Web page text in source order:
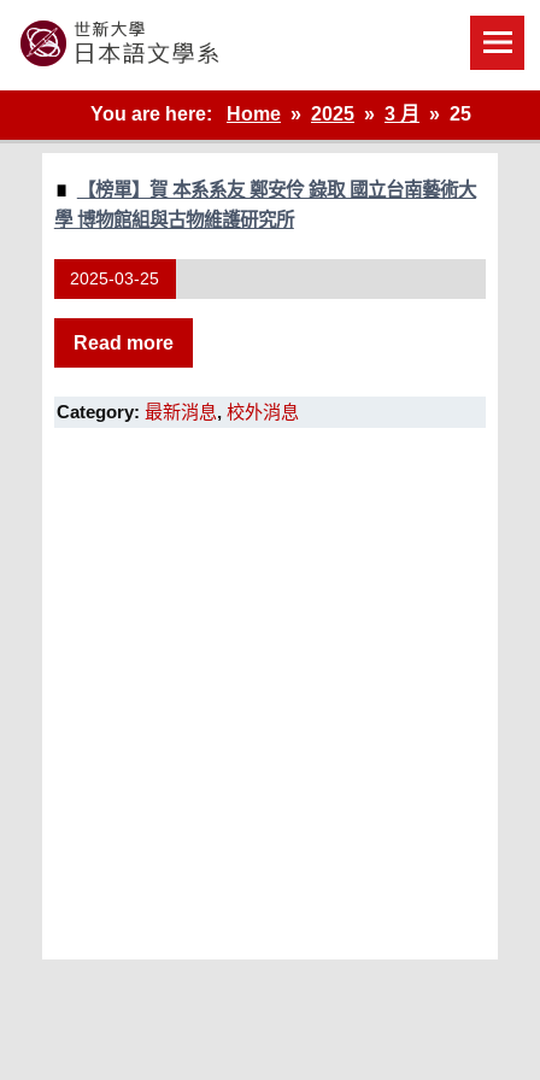
content
世新大學教學單位的網站
You are here:
Home 2025 3 月 25
【榜單】賀 本系系友 鄭安伶 錄取 國立台南藝術大
學 博物館組與古物維護研究所
2025-03-25
Read more
Category: 最新消息, 校外消息